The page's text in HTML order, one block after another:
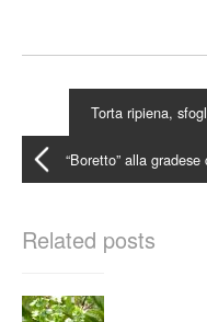
Torta ripiena,
“Boretto” alla
Related posts